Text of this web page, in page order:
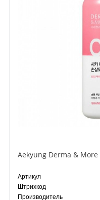
Артикул
Штрихкод
Производитель